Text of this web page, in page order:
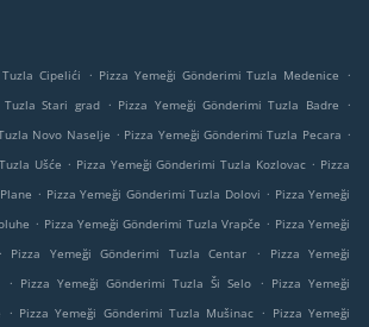
Cipelići . Pizza Yemeği Gönderimi Tuzla Medenice
.
Tuzla Stari grad . Pizza Yemeği Gönderimi Tuzla Badre
.
Novo Naselje . Pizza Yemeği Gönderimi Tuzla Pecara .
Ušće . Pizza Yemeği Gönderimi Tuzla Kozlovac . Pizza
. Pizza Yemeği Gönderimi Tuzla Dolovi . Pizza Yemeği
. Pizza Yemeği Gönderimi Tuzla Vrapče . Pizza Yemeği
. Pizza Yemeği Gönderimi Tuzla Centar .
Pizza Yemeği
. Pizza Yemeği Gönderimi Tuzla Ši Selo . Pizza Yemeği
. Pizza Yemeği Gönderimi Tuzla Mušinac . Pizza Yemeği